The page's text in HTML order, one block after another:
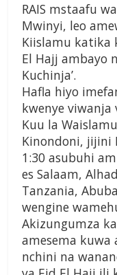
RAIS mstaafu
Mwinyi, leo
Kiislamu katika
El Hajj ambayo
Kuchinja’.
Hafla hiyo
kwenye viwanja
Kuu la
Kinondoni, jijini
1:30 asubuhi
es Salaam,
Tanzania,
wengine
Akizungumza
amesema
nchini na